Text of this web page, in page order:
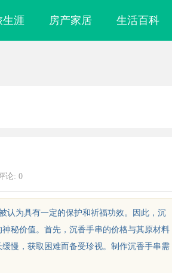
生涯 房产家居 生活百科
论: 0
认为具有一定的保护和祈福功效。因此，沉
秘价值。首先，沉香手串的价格与其原材料
慢，获取困难而备受珍视。制作沉香手串需